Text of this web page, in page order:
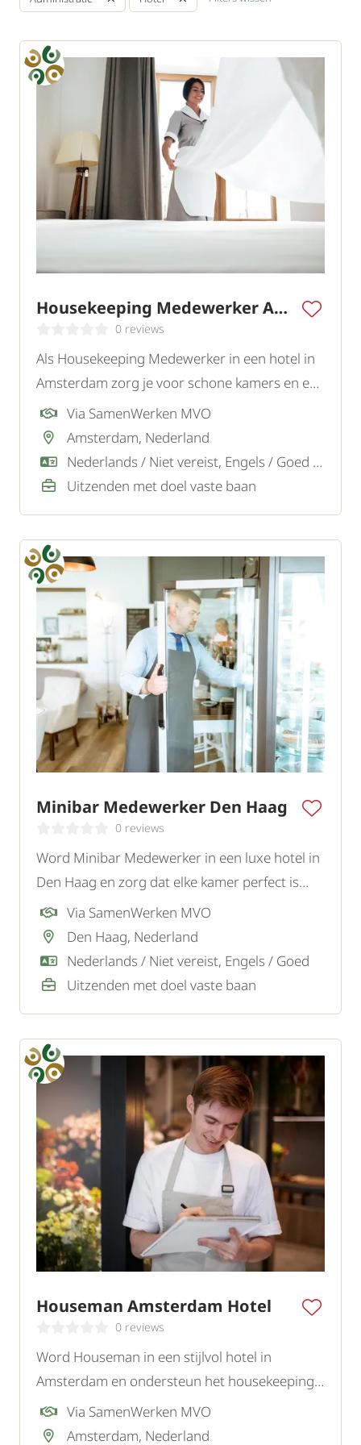
Housekeeping Medewerker Amsterdam
0 reviews
Als Housekeeping Medewerker in een hotel in
Amsterdam zorg je voor schone kamers en een
gastvrije sfeer, zodat gasten zich direct welkom
voelen.
Via SamenWerken MVO
Amsterdam, Nederland
Nederlands / Niet vereist, Engels / Goed / Voldoende
Uitzenden met doel vaste baan
Minibar Medewerker Den Haag
0 reviews
Word Minibar Medewerker in een luxe hotel in
Den Haag en zorg dat elke kamer perfect is
aangevuld en klaar is voor een comfortabel
verblijf.
Via SamenWerken MVO
Den Haag, Nederland
Nederlands / Niet vereist, Engels / Goed
Uitzenden met doel vaste baan
Houseman Amsterdam Hotel
0 reviews
Word Houseman in een stijlvol hotel in
Amsterdam en ondersteun het housekeeping
team bij het creëren van een nette,
comfortabele en gastvrije omgeving voor
Via SamenWerken MVO
Amsterdam, Nederland